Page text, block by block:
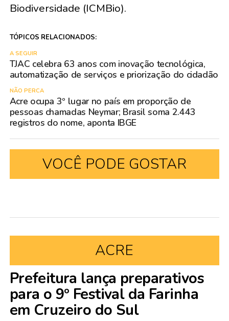
Biodiversidade (ICMBio).
TÓPICOS RELACIONADOS:
A SEGUIR
TJAC celebra 63 anos com inovação tecnológica,
automatização de serviços e priorização do cidadão
NÃO PERCA
Acre ocupa 3º lugar no país em proporção de
pessoas chamadas Neymar; Brasil soma 2.443
registros do nome, aponta IBGE
VOCÊ PODE GOSTAR
ACRE
Prefeitura lança preparativos
para o 9º Festival da Farinha
em Cruzeiro do Sul